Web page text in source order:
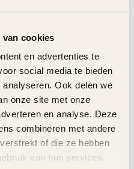
van cookies
en advertenties te
social media te bieden
Ook delen we
onze site met onze
en analyse. Deze
combineren met andere
of die ze hebben
van hun services.
Power
Cart ST -
€14,95
€9,95
- E200 -
€20,95